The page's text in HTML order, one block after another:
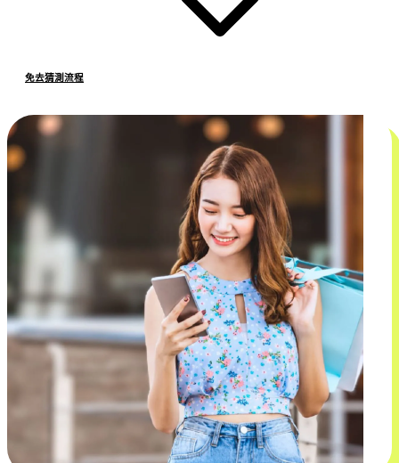
免去猜測流程